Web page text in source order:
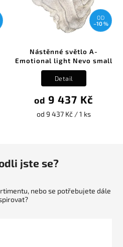
OD
–10 %
Nástěnné světlo A-
Emotional light Nevo small
od 9 437 Kč
od 9 437 Kč / 1 ks
Detail
jste se?
nebo se potřebujete dále